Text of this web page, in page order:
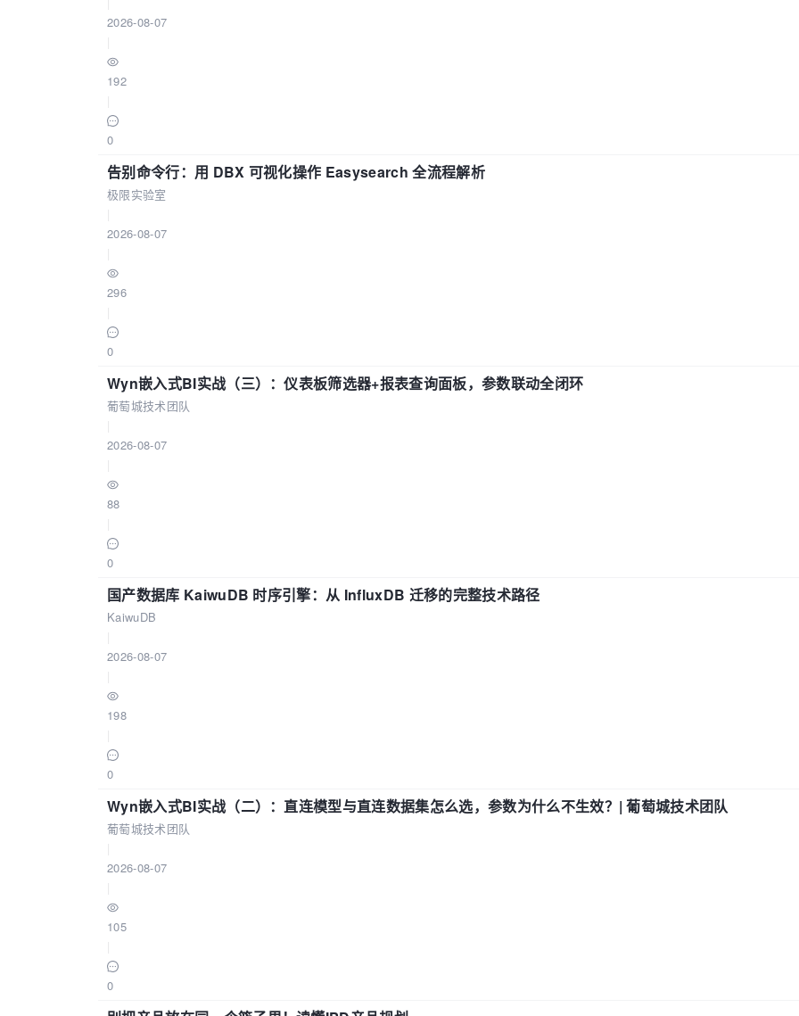
2026-08-07
192
0
告别命令行：用 DBX 可视化操作 Easysearch 全流程解析
极限实验室
2026-08-07
296
0
Wyn嵌入式BI实战（三）：仪表板筛选器+报表查询面板，参数联动全闭环
葡萄城技术团队
2026-08-07
88
0
国产数据库 KaiwuDB 时序引擎：从 InfluxDB 迁移的完整技术路径
KaiwuDB
2026-08-07
198
0
Wyn嵌入式BI实战（二）：直连模型与直连数据集怎么选，参数为什么不生效？| 葡萄城技术团队
葡萄城技术团队
2026-08-07
105
0